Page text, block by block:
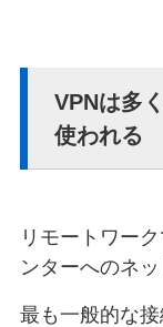
VPNは多
使われる
リモートワー
ンターへのネ
最も一般的な